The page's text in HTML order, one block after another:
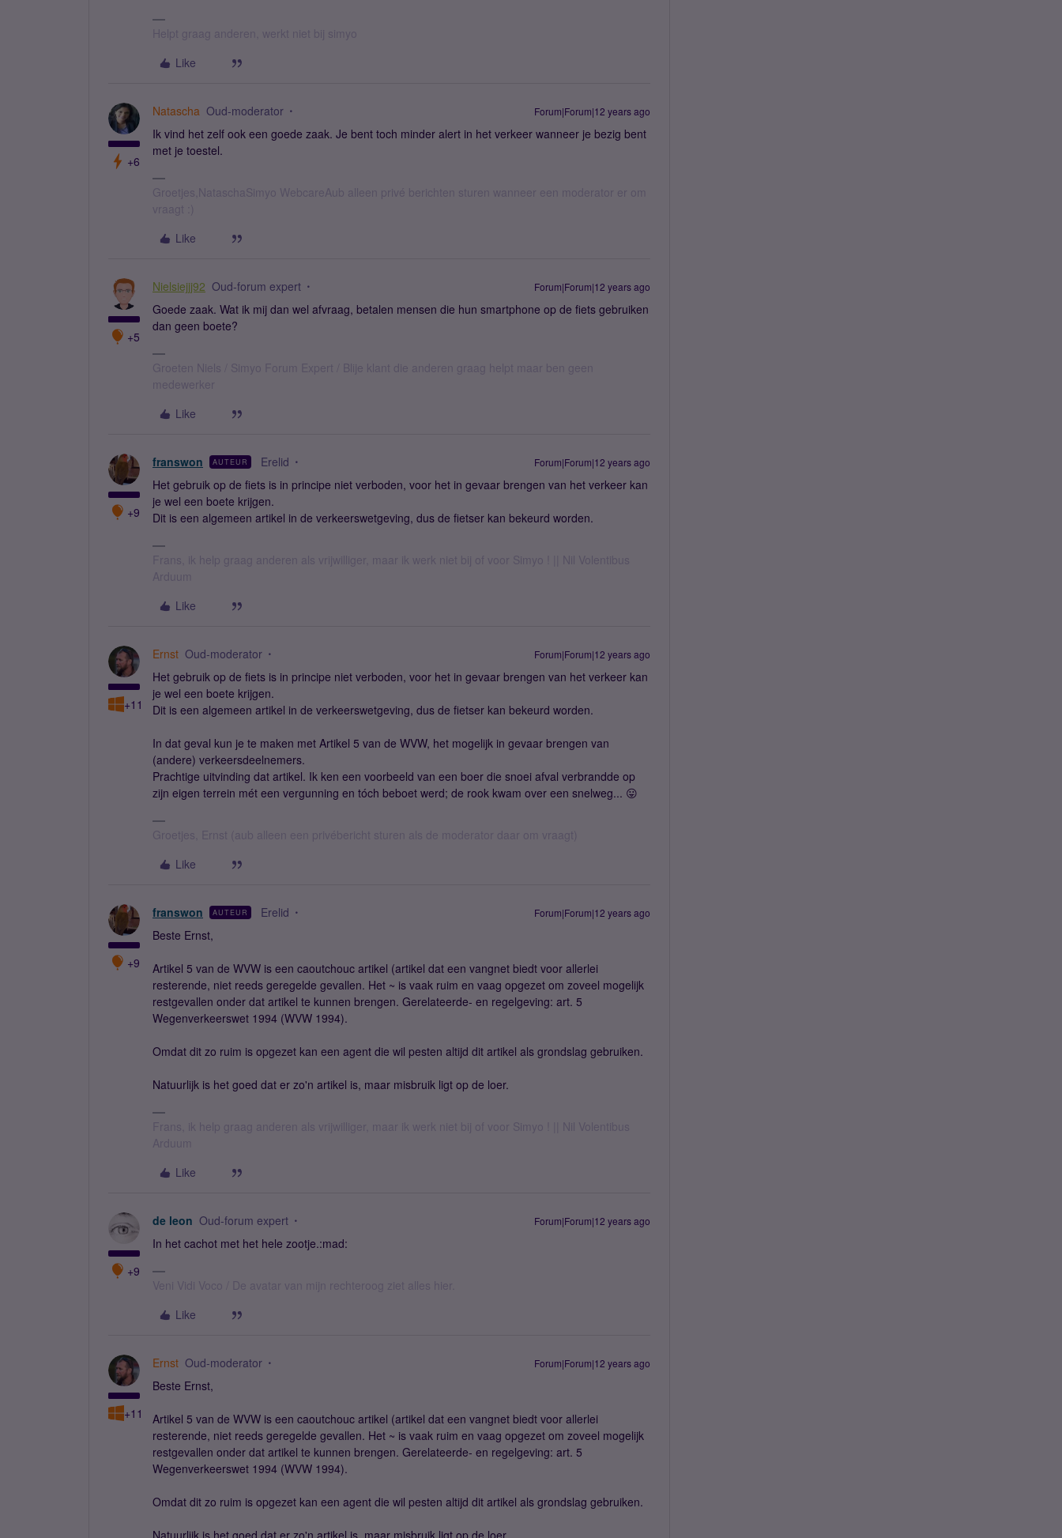
Helpt graag anderen, werkt niet bij simyo
Like
+6
Natascha Oud-moderator Forum|Forum|12 years ago
Ik vind het zelf ook een goede zaak. Je bent toch minder alert in het verkeer wanneer je bezig bent
met je toestel.
Groetjes,NataschaSimyo WebcareAub alleen privé berichten sturen wanneer een moderator er om
vraagt :)
Like
+5
Nielsiejjj92 Oud-forum expert Forum|Forum|12 years ago
Goede zaak. Wat ik mij dan wel afvraag, betalen mensen die hun smartphone op de fiets gebruiken
dan geen boete?
Groeten Niels / Simyo Forum Expert / Blije klant die anderen graag helpt maar ben geen
medewerker
Like
+9
franswon AUTEUR Erelid Forum|Forum|12 years ago
Het gebruik op de fiets is in principe niet verboden, voor het in gevaar brengen van het verkeer kan
je wel een boete krijgen.
Dit is een algemeen artikel in de verkeerswetgeving, dus de fietser kan bekeurd worden.
Frans, ik help graag anderen als vrijwilliger, maar ik werk niet bij of voor Simyo ! || Nil Volentibus
Arduum
Like
+11
Ernst Oud-moderator Forum|Forum|12 years ago
Het gebruik op de fiets is in principe niet verboden, voor het in gevaar brengen van het verkeer kan
je wel een boete krijgen.
Dit is een algemeen artikel in de verkeerswetgeving, dus de fietser kan bekeurd worden.
In dat geval kun je te maken met Artikel 5 van de WVW, het mogelijk in gevaar brengen van
(andere) verkeersdeelnemers.
Prachtige uitvinding dat artikel. Ik ken een voorbeeld van een boer die snoei afval verbrandde op
zijn eigen terrein mét een vergunning en tóch beboet werd; de rook kwam over een snelweg... 😛
Groetjes, Ernst (aub alleen een privébericht sturen als de moderator daar om vraagt)
Like
+9
franswon AUTEUR Erelid Forum|Forum|12 years ago
Beste Ernst,
Artikel 5 van de WVW is een caoutchouc artikel (artikel dat een vangnet biedt voor allerlei
resterende, niet reeds geregelde gevallen. Het ~ is vaak ruim en vaag opgezet om zoveel mogelijk
restgevallen onder dat artikel te kunnen brengen. Gerelateerde- en regelgeving: art. 5
Wegenverkeerswet 1994 (WVW 1994).
Omdat dit zo ruim is opgezet kan een agent die wil pesten altijd dit artikel als grondslag gebruiken.
Natuurlijk is het goed dat er zo'n artikel is, maar misbruik ligt op de loer.
Frans, ik help graag anderen als vrijwilliger, maar ik werk niet bij of voor Simyo ! || Nil Volentibus
Arduum
Like
+9
de leon Oud-forum expert Forum|Forum|12 years ago
In het cachot met het hele zootje.:mad:
Veni Vidi Voco / De avatar van mijn rechteroog ziet alles hier.
Like
+11
Ernst Oud-moderator Forum|Forum|12 years ago
Beste Ernst,
Artikel 5 van de WVW is een caoutchouc artikel (artikel dat een vangnet biedt voor allerlei
resterende, niet reeds geregelde gevallen. Het ~ is vaak ruim en vaag opgezet om zoveel mogelijk
restgevallen onder dat artikel te kunnen brengen. Gerelateerde- en regelgeving: art. 5
Wegenverkeerswet 1994 (WVW 1994).
Omdat dit zo ruim is opgezet kan een agent die wil pesten altijd dit artikel als grondslag gebruiken.
Natuurlijk is het goed dat er zo'n artikel is, maar misbruik ligt op de loer.